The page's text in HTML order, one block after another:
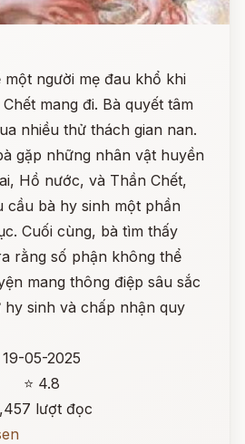
người mẹ đau khổ khi
mang đi. Bà quyết tâm
nhiều thử thách gian nan.
gặp những nhân vật huyền
Hồ nước, và Thần Chết,
cầu bà hy sinh một phần
Cuối cùng, bà tìm thấy
rằng số phận không thể
mang thông điệp sâu sắc
sinh và chấp nhận quy
19-05-2025
⭐ 4.8
lượt đọc